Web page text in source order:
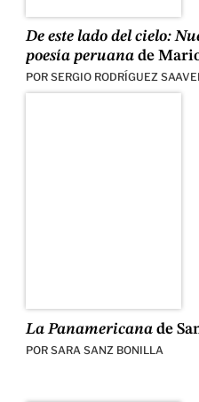
De este lado del cielo:
poesía peruana de
PORSERGIO RODRÍGUEZ
La Panamericana de
PORSARA SANZ BONILLA